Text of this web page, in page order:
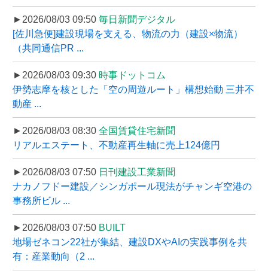
►2026/08/03 09:50 毎日新聞デジタル
[佐川急便]建設現場を支える、物流の力（建設×物流）
（共同通信PR ...
►2026/08/03 09:30 時事ドットコム
伊勢志摩を核とした「空の周遊ルート」構想始動 三井不
動産 ...
►2026/08/03 08:30 全国賃貸住宅新聞
リアルエステート、不動産再生軸に売上124億円
►2026/08/03 07:50 日刊建設工業新聞
ナカノフドー建設／シンガポール現法がチャンギ空港の
事務所ビル ...
►2026/08/03 07:50 BUILT
地場ゼネコン22社が集結、建設DXやAIの実践事例を共
有：産業動向（2 ...